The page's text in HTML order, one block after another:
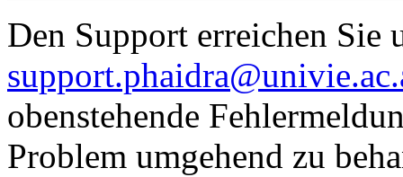
Den Support erreichen Sie
obenstehende
Problem umgehend zu